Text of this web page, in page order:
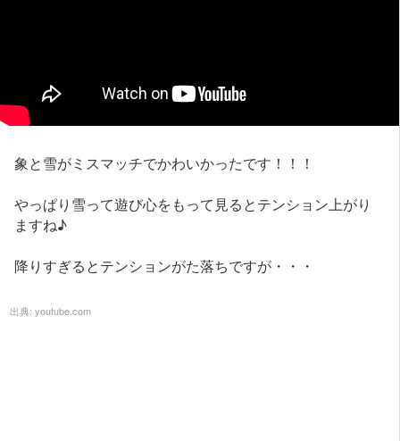
象と雪がミスマッチでかわいかったです！！！
やっぱり雪って遊び心をもって見るとテンション上がり
ますね♪
降りすぎるとテンションがた落ちですが・・・
出典: youtube.com